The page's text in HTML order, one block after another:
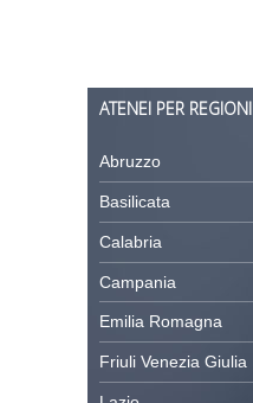
ATENEI PER REGIONI
Abruzzo
Basilicata
Calabria
Campania
Emilia Romagna
Friuli Venezia Giulia